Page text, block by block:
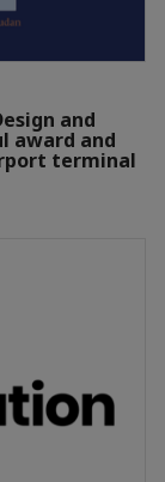
and
award and
terminal